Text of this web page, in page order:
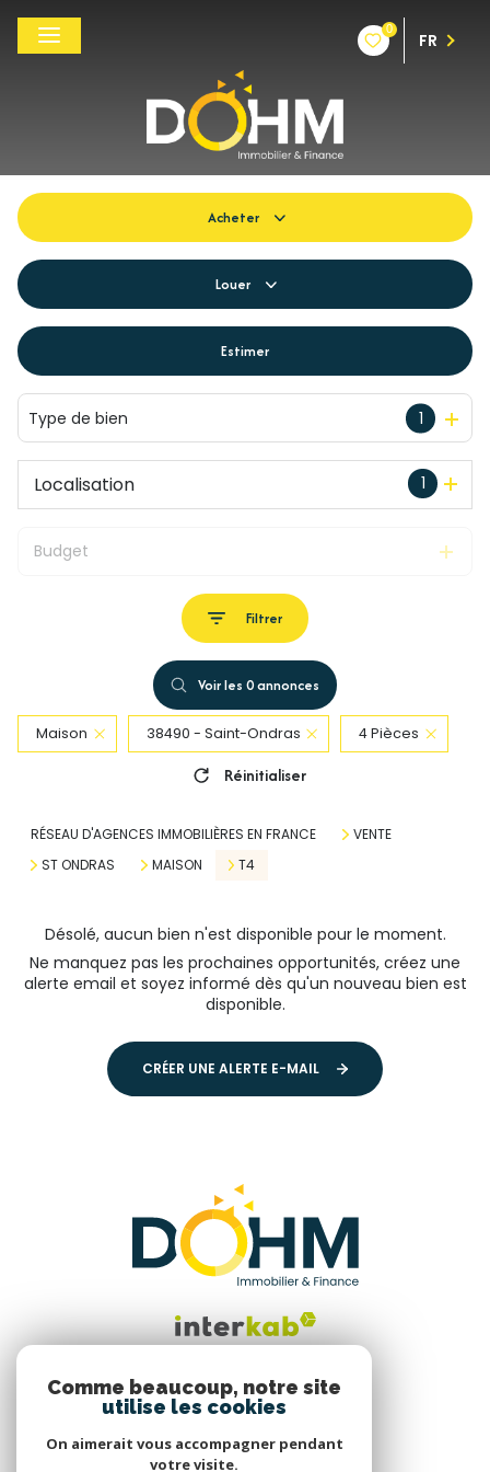
0
FR
Acheter
Du neuf
De l'immo pro
Louer
De l'immo pro
Estimer
Type de bien 1
1
Localisation
Budget
Filtrer
Voir les 0annonces
Maison 38490 - Saint-Ondras 4 Pièces
Réinitialiser
RÉSEAU D'AGENCES IMMOBILIÈRES EN FRANCE
VENTE
ST ONDRAS
MAISON T4
Désolé, aucun bien n'est disponible pour le moment.
Ne manquez pas les prochaines opportunités, créez une
alerte email et soyez informé dès qu'un nouveau bien est
disponible.
CRÉER UNE ALERTE E-MAIL
Nous suivre
Comme beaucoup, notre site
utilise les cookies
On aimerait vous accompagner pendant
votre visite.